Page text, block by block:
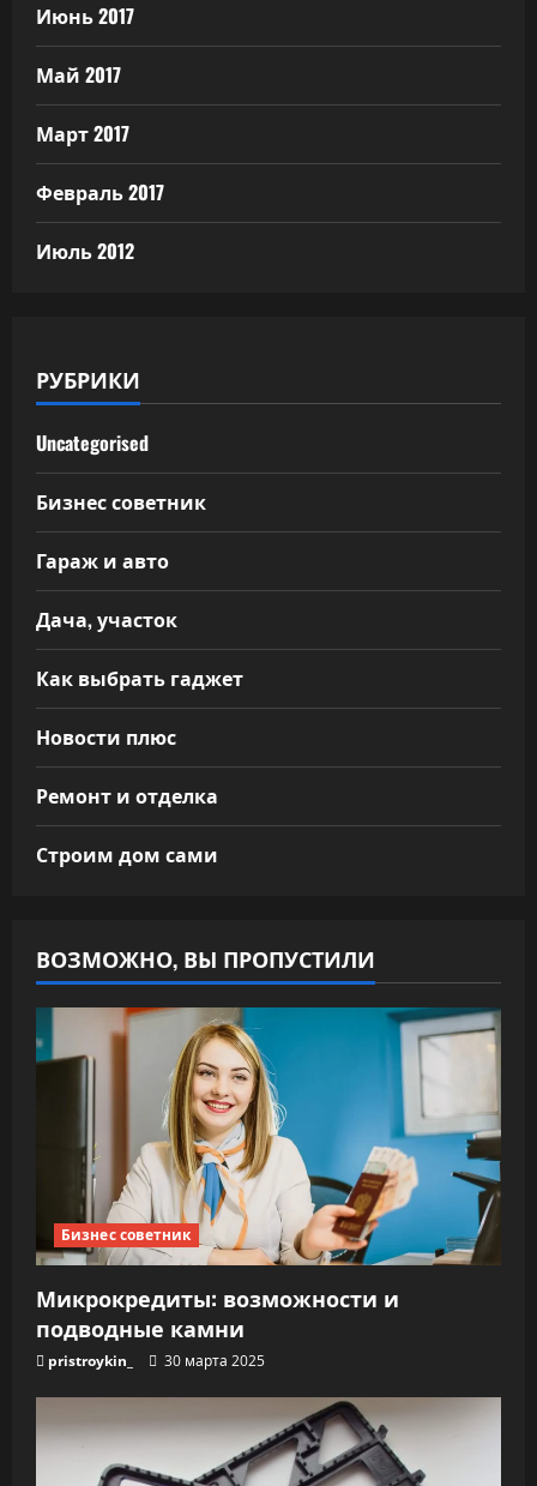
Июнь 2017
Май 2017
Март 2017
Февраль 2017
Июль 2012
РУБРИКИ
Uncategorised
Бизнес советник
Гараж и авто
Дача, участок
Как выбрать гаджет
Новости плюс
Ремонт и отделка
Строим дом сами
ВОЗМОЖНО, ВЫ ПРОПУСТИЛИ
Бизнес советник
Микрокредиты: возможности и
подводные камни
pristroykin_ 30 марта 2025